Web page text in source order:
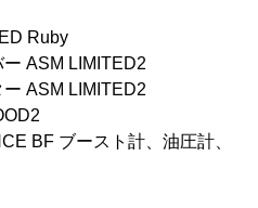
Ruby
ASM LIMITED2
ASM LIMITED2
BF ブースト計、油圧計、